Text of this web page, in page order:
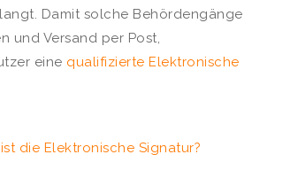
Damit solche Behördengänge
und Versand per Post,
eine qualifizierte Elektronische
die Elektronische Signatur?